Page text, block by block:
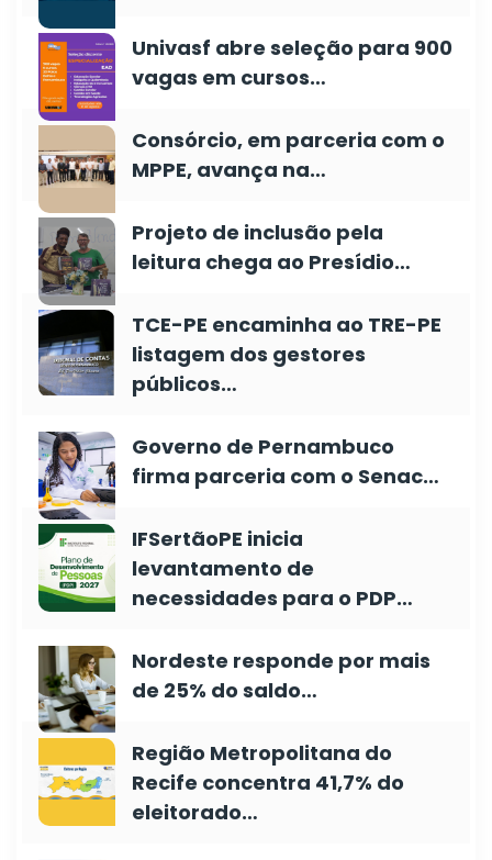
Univasf abre seleção para 900
vagas em cursos…
Consórcio, em parceria com o
MPPE, avança na…
Projeto de inclusão pela
leitura chega ao Presídio…
TCE-PE encaminha ao TRE-PE
listagem dos gestores
públicos…
Governo de Pernambuco
firma parceria com o Senac…
IFSertãoPE inicia
levantamento de
necessidades para o PDP…
Nordeste responde por mais
de 25% do saldo…
Região Metropolitana do
Recife concentra 41,7% do
eleitorado…